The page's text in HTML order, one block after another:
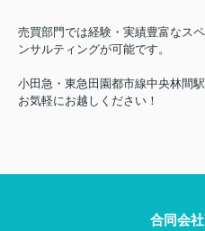
売買部門では経験・実績豊富なス
ンサルティングが可能です。
小田急・東急田園都市線中央林間駅
お気軽にお越しください！
合同会